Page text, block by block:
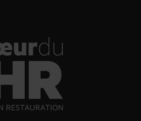
de l’année. Comme tient à
le whisky n’a pas de problème
consommateurs veulent «
accessibles. La génération
fondamentaux pour